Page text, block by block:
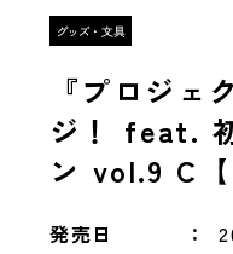
『プロジェ
ジ！ feat.
ン vol.9 C
発売日